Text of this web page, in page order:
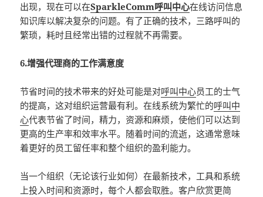
出现，现在可以在SparkleComm呼叫中心在线访问信息
知识库以解决复杂的问题。有了正确的技术，三路呼叫的
繁琐，耗时且经常出错的过程就不再需要。
6.增强代理商的工作满意度
节省时间的技术带来的好处可能是对呼叫中心员工的士气
的提高，这对组织运营最有利。在线系统为繁忙的呼叫中
心代表节省了时间，精力，资源和麻烦，使他们可以达到
更高的生产率和效率水平。随着时间的流逝，这通常意味
着更好的员工留任率和整个组织的盈利能力。
当一个组织（无论该行业如何）在最新技术，工具和系统
上投入时间和资源时，每个人都会取胜。客户欣赏更简